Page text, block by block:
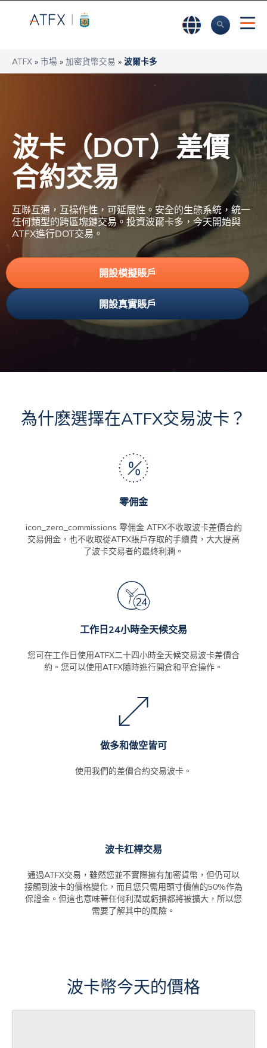
ATFX » 市場 » 加密貨幣交易 » 波爾卡多
波卡（DOT）差價
合約交易
互聯互通，互操作性，可延展性。安全的生態系統，統一
任何類型的跨區塊鏈交易。投資波爾卡多，今天開始與
ATFX進行DOT交易。
開設模擬賬戶
開設真實賬戶
為什麽選擇在ATFX交易波卡？
零佣金
icon_zero_commissions 零佣金 ATFX不收取波卡差價合約
交易佣金，也不收取從ATFX賬戶存取的手續費，大大提高
了波卡交易者的最終利潤。
工作日24小時全天候交易
您可在工作日使用ATFX二十四小時全天候交易波卡差價合
約。您可以使用ATFX隨時進行開倉和平倉操作。
做多和做空皆可
使用我們的差價合約交易波卡。
波卡杠桿交易
通過ATFX交易，雖然您並不實際擁有加密貨幣，但仍可以
接觸到波卡的價格變化，而且您只需用頭寸價值的50%作為
保證金。但這也意味著任何利潤或虧損都將被擴大，所以您
需要了解其中的風險。
波卡幣今天的價格